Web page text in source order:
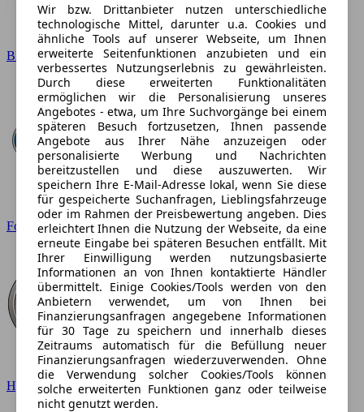
BMW
Ford
Hyundai
Wir bzw. Drittanbieter nutzen unterschiedliche
technologische Mittel, darunter u.a. Cookies und
ähnliche Tools auf unserer Webseite, um Ihnen
erweiterte Seitenfunktionen anzubieten und ein
verbessertes Nutzungserlebnis zu gewährleisten.
Durch diese erweiterten Funktionalitäten
ermöglichen wir die Personalisierung unseres
Angebotes - etwa, um Ihre Suchvorgänge bei einem
späteren Besuch fortzusetzen, Ihnen passende
Angebote aus Ihrer Nähe anzuzeigen oder
personalisierte Werbung und Nachrichten
bereitzustellen und diese auszuwerten. Wir
speichern Ihre E-Mail-Adresse lokal, wenn Sie diese
für gespeicherte Suchanfragen, Lieblingsfahrzeuge
oder im Rahmen der Preisbewertung angeben. Dies
erleichtert Ihnen die Nutzung der Webseite, da eine
erneute Eingabe bei späteren Besuchen entfällt. Mit
Ihrer Einwilligung werden nutzungsbasierte
Informationen an von Ihnen kontaktierte Händler
übermittelt. Einige Cookies/Tools werden von den
Anbietern verwendet, um von Ihnen bei
Finanzierungsanfragen angegebene Informationen
für 30 Tage zu speichern und innerhalb dieses
Zeitraums automatisch für die Befüllung neuer
Finanzierungsanfragen wiederzuverwenden. Ohne
die Verwendung solcher Cookies/Tools können
solche erweiterten Funktionen ganz oder teilweise
nicht genutzt werden.